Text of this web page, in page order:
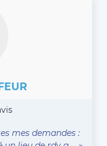
mes demandes :